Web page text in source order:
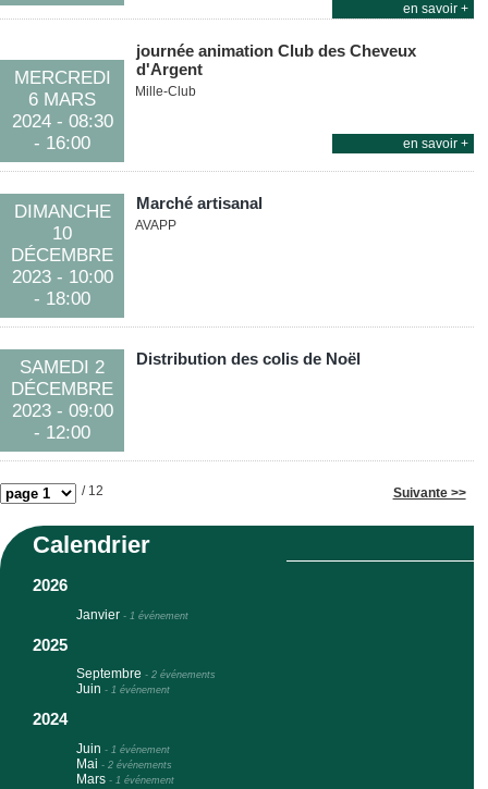
en savoir +
journée animation Club des Cheveux
d'Argent
MERCREDI
6 MARS
2024- 08:30
- 16:00
Mille-Club
en savoir +
Marché artisanal
DIMANCHE
10
DÉCEMBRE
2023- 10:00
- 18:00
AVAPP
Distribution des colis de Noël
SAMEDI 2
DÉCEMBRE
2023- 09:00
- 12:00
/ 12 Suivante >>
Calendrier
2026
Janvier - 1 événement
2025
Septembre - 2 événements
Juin - 1 événement
2024
Juin - 1 événement
Mai - 2 événements
Mars - 1 événement